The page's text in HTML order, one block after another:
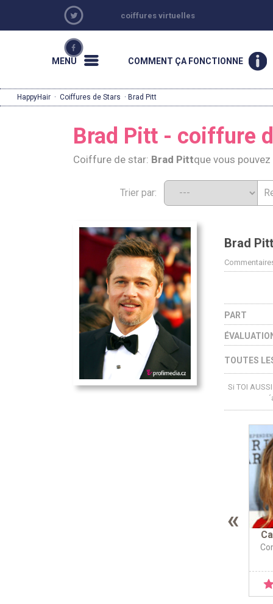
coiffures virtuelles
MENU COMMENT ÇA FONCTIONNE
HappyHair · Coiffures de Stars · Brad Pitt
Brad Pitt - coiffure
Coiffure de star: Brad Pittque vous
Trier par:
Brad Pitt
PART
TOUTES
Si TOI
«